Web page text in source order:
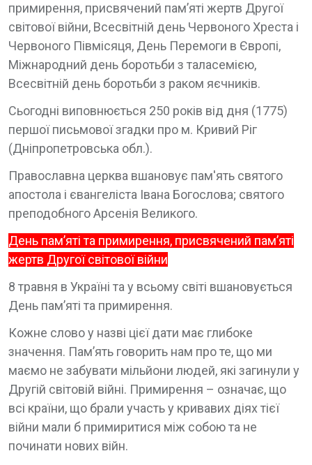
примирення, присвячений пам’яті жертв Другої
світової війни, Всесвітній день Червоного Хреста і
Червоного Півмісяця, День Перемоги в Європі,
Міжнародний день боротьби з таласемією,
Всесвітній день боротьби з раком яєчників.
Сьогодні виповнюється 250 років від дня (1775)
першої письмової згадки про м. Кривий Ріг
(Дніпропетровська обл.).
Православна церква вшановує пам'ять святого
апостола і євангеліста Івана Богослова; святого
преподобного Арсенія Великого.
День пам’яті та примирення, присвячений пам’яті
жертв Другої світової війни
8 травня в Україні та у всьому світі вшановується
День пам’яті та примирення.
Кожне слово у назві цієї дати має глибоке
значення. Пам’ять говорить нам про те, що ми
маємо не забувати мільйони людей, які загинули у
Другій світовій війні. Примирення – означає, що
всі країни, що брали участь у кривавих діях тієї
війни мали б примиритися між собою та не
починати нових війн.